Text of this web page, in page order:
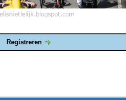
Registreren